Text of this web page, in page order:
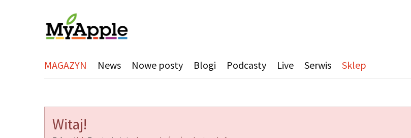
MAGAZYN News Nowe posty Blogi Podcasty Live Serwis Sklep
Witaj!